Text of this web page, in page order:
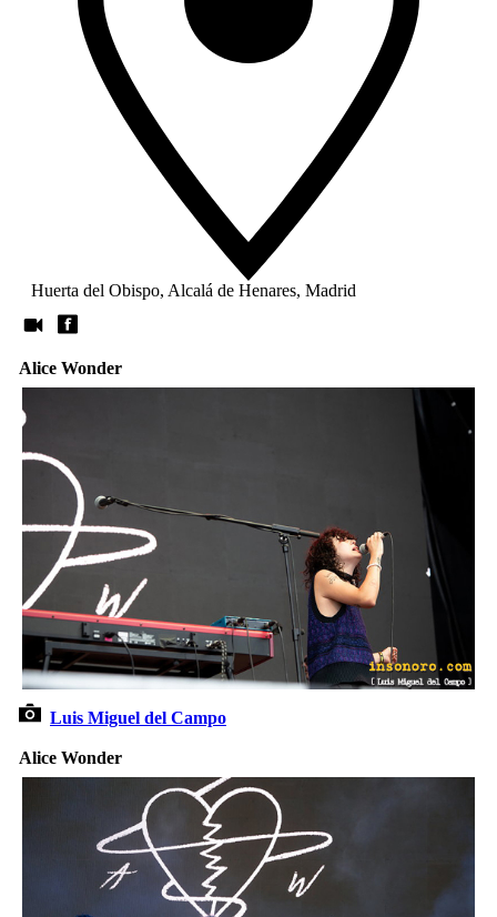
Huerta del Obispo, Alcalá de Henares, Madrid
Alice Wonder
Luis Miguel del Campo
Alice Wonder